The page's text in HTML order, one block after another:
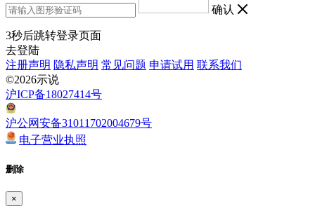
确认
3秒后跳转登录页面
去登陆
注册声明 隐私声明 常见问题 申请试用 联系我们
©2026示说
沪ICP备18027414号
沪公网安备31011702004679号
电子营业执照
删除
×